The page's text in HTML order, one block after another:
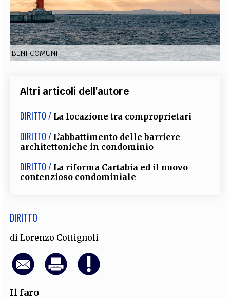
EXTRA
CODICI RUBRICHE LIBRI PROCEEDINGS PUBBLICITÀ CONTATTI
SOCIAL MEDIA
BENI COMUNI
Altri articoli dell'autore
DIRITTO / La locazione tra comproprietari
DIRITTO / L’abbattimento delle barriere
architettoniche in condominio
DIRITTO / La riforma Cartabia ed il nuovo
contenzioso condominiale
DIRITTO
diLorenzo Cottignoli
Il faro